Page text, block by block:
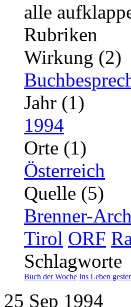
alle
Rubriken
Wirkung (2)
Jahr (1)
1994
Orte (1)
Österreich
Quelle (5)
Brenner-
Tirol ORF
Schlagworte
Buch der Woche Ins Leben
25 Sep 1994